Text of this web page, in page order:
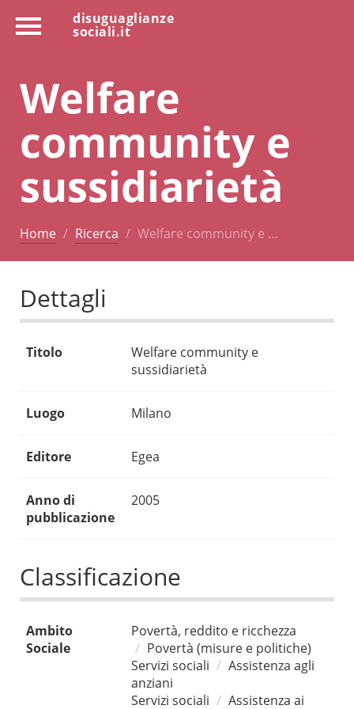
disuguaglianze
sociali.it
Welfare
community e
sussidiarietà
Home Ricerca Welfare community e …
Dettagli
Titolo
Welfare community e
sussidiarietà
Luogo Milano
Editore Egea
Anno di
pubblicazione
2005
Classificazione
Ambito
Sociale
Povertà, reddito e ricchezza
Povertà (misure e politiche)
Servizi sociali
Assistenza agli
anziani
Servizi sociali
Assistenza ai